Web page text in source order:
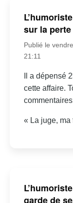
sur la
Publié le
21:11
Il a dépensé
cette affaire.
« La juge, ma
garde de